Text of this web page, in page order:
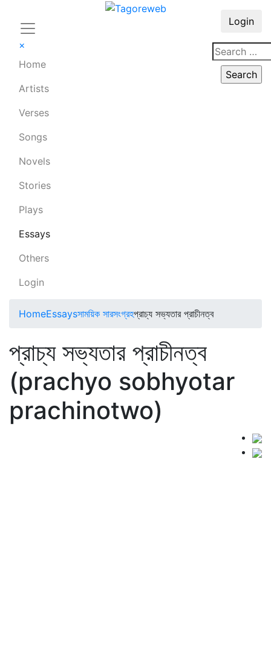
×
Home
Artists
Verses
Songs
Novels
Stories
Plays
Essays
Others
Login
Login
HomeEssaysসাময়িক সারসংগ্রহপ্রাচ্য সভ্যতার প্রাচীনত্ব
প্রাচ্য সভ্যতার প্রাচীনত্ব
(prachyo sobhyotar
prachinotwo)